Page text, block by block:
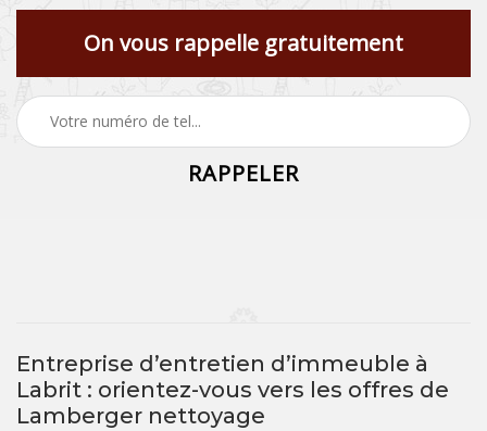
On vous rappelle gratuitement
Entreprise d’entretien d’immeuble à
Labrit : orientez-vous vers les offres de
Lamberger nettoyage